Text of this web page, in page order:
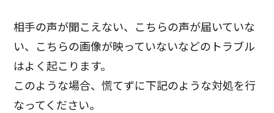
相手の声が聞こえない、こちらの声が届いていな
い、こちらの画像が映っていないなどのトラブル
はよく起こります。
このような場合、慌てずに下記のような対処を行
なってください。